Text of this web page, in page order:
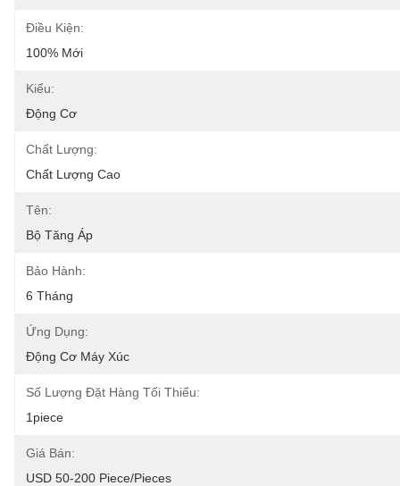
Điều Kiện:
100% Mới
Kiểu:
Động Cơ
Chất Lượng:
Chất Lượng Cao
Tên:
Bộ Tăng Áp
Bảo Hành:
6 Tháng
Ứng Dụng:
Động Cơ Máy Xúc
Số Lượng Đặt Hàng Tối Thiểu:
1piece
Giá Bán:
USD 50-200 Piece/Pieces